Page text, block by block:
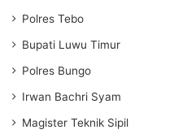
Polres Tebo
Bupati Luwu Timur
Polres Bungo
Irwan Bachri Syam
Magister Teknik Sipil